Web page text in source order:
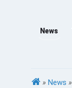
News
» News »